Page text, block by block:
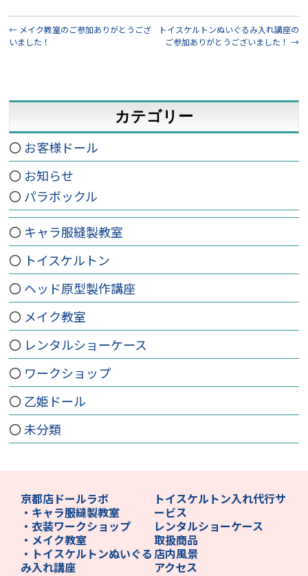
← メイク教室のご参加ありがとうござ
いました！
トイスケルトンぬいぐるみ入れ講座の
ご参加ありがとうございました！ →
カテゴリー
お客様ドール
お知らせ
パラボックル
キャラ服縫製教室
トイスケルトン
ヘッド原型製作講座
メイク教室
レンタルショーケース
ワークショップ
乙姫ドール
未分類
京都店ドールラボ
・キャラ服縫製教室
・衣装ワークショップ
・メイク教室
・トイスケルトンぬいぐる
み入れ講座
トイスケルトン入れ代行サ
ービス
レンタルショーケース
取扱商品
店内風景
アクセス